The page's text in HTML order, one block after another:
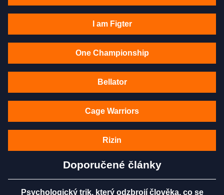
I am Figter
One Championship
Bellator
Cage Warriors
Rizin
Doporučené články
Psychologický trik, který odzbrojí člověka, co se